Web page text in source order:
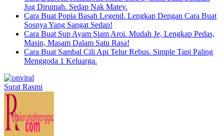
Jug Dirumah. Sedap Nak Matey.
Cara Buat Popia Basah Legend. Lengkap Dengan Cara Buat
Sosnya Yang Sangat Sedap!
Cara Buat Sup Ayam Siam Aroi. Mudah Je, Lengkap Pedas,
Masin, Masam Dalam Satu Rasa!
Cara Buat Sambal Cili Api Telur Rebus. Simple Tapi Paling
Menggoda 1 Keluarga.
Surat Rasmi